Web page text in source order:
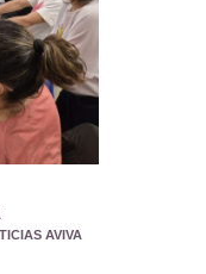
AVIVA